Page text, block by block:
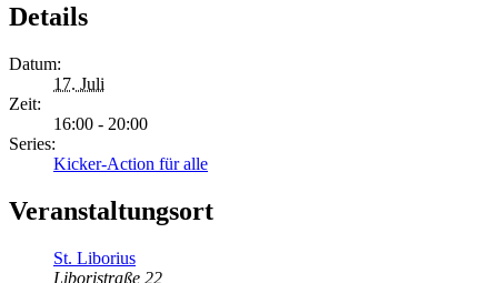
Details
Datum:
17. Juli
Zeit:
16:00 - 20:00
Series:
Kicker-Action für alle
Veranstaltungsort
St. Liborius
Liboristraße 22